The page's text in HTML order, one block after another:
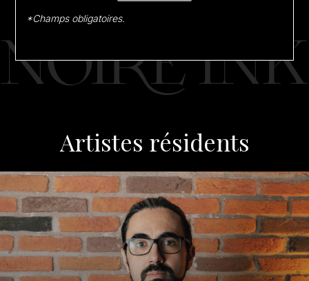
*Champs obligatoires.
Artistes résidents